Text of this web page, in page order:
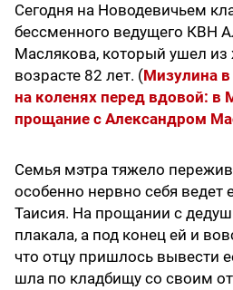
Сегодня на Новодевичьем
бессменного ведущего КВН
Маслякова, который ушел из
возрасте 82 лет. (Мизулина
на коленях перед вдовой: в
прощание с Александром
Семья мэтра тяжело
особенно нервно себя ведет
Таисия. На прощании с
плакала, а под конец ей и
что отцу пришлось вывести
шла по кладбищу со своим